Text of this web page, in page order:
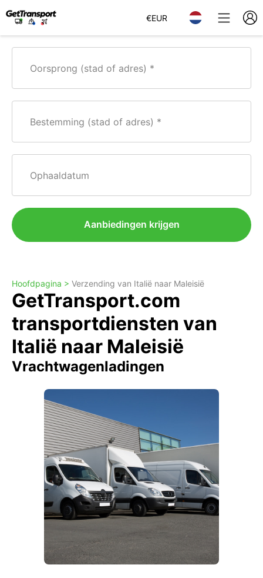
€EUR
Oorsprong (stad of adres)
Bestemming (stad of adres)
Ophaaldatum
Aanbiedingen krijgen
Hoofdpagina > Verzending van Italië naar Maleisië
GetTransport.com
transportdiensten van
Italië naar Maleisië
Vrachtwagenladingen